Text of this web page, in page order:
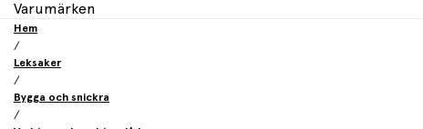
Varumärken
Hem
/
Leksaker
/
Bygga och snickra
/